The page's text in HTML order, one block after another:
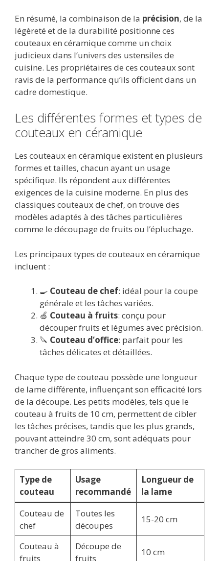
En résumé, la combinaison de la précision, de la
légèreté et de la durabilité positionne ces
couteaux en céramique comme un choix
judicieux dans l’univers des ustensiles de
cuisine. Les propriétaires de ces couteaux sont
ravis de la performance qu’ils officient dans un
cadre domestique.
Les différentes formes et types de
couteaux en céramique
Les couteaux en céramique existent en plusieurs
formes et tailles, chacun ayant un usage
spécifique. Ils répondent aux différentes
exigences de la cuisine moderne. En plus des
classiques couteaux de chef, on trouve des
modèles adaptés à des tâches particulières
comme le découpage de fruits ou l’épluchage.
Les principaux types de couteaux en céramique
incluent :
🍳 Couteau de chef: idéal pour la coupe
générale et les tâches variées.
🍏 Couteau à fruits: conçu pour
découper fruits et légumes avec précision.
🔪 Couteau d’office: parfait pour les
tâches délicates et détaillées.
Chaque type de couteau possède une longueur
de lame différente, influençant son efficacité lors
de la découpe. Les petits modèles, tels que le
couteau à fruits de 10 cm, permettent de cibler
les tâches précises, tandis que les plus grands,
pouvant atteindre 30 cm, sont adéquats pour
trancher de gros aliments.
Type de
couteau
Usage
recommandé
Longueur de
la lame
Couteau de
chef
Toutes les
découpes
15-20 cm
Couteau à
fruits
Découpe de
fruits
10 cm